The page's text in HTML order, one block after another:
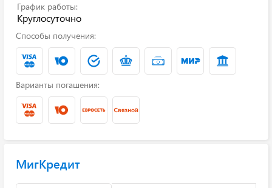
График работы:
Круглосуточно
Способы получения:
Варианты погашения:
МигКредит